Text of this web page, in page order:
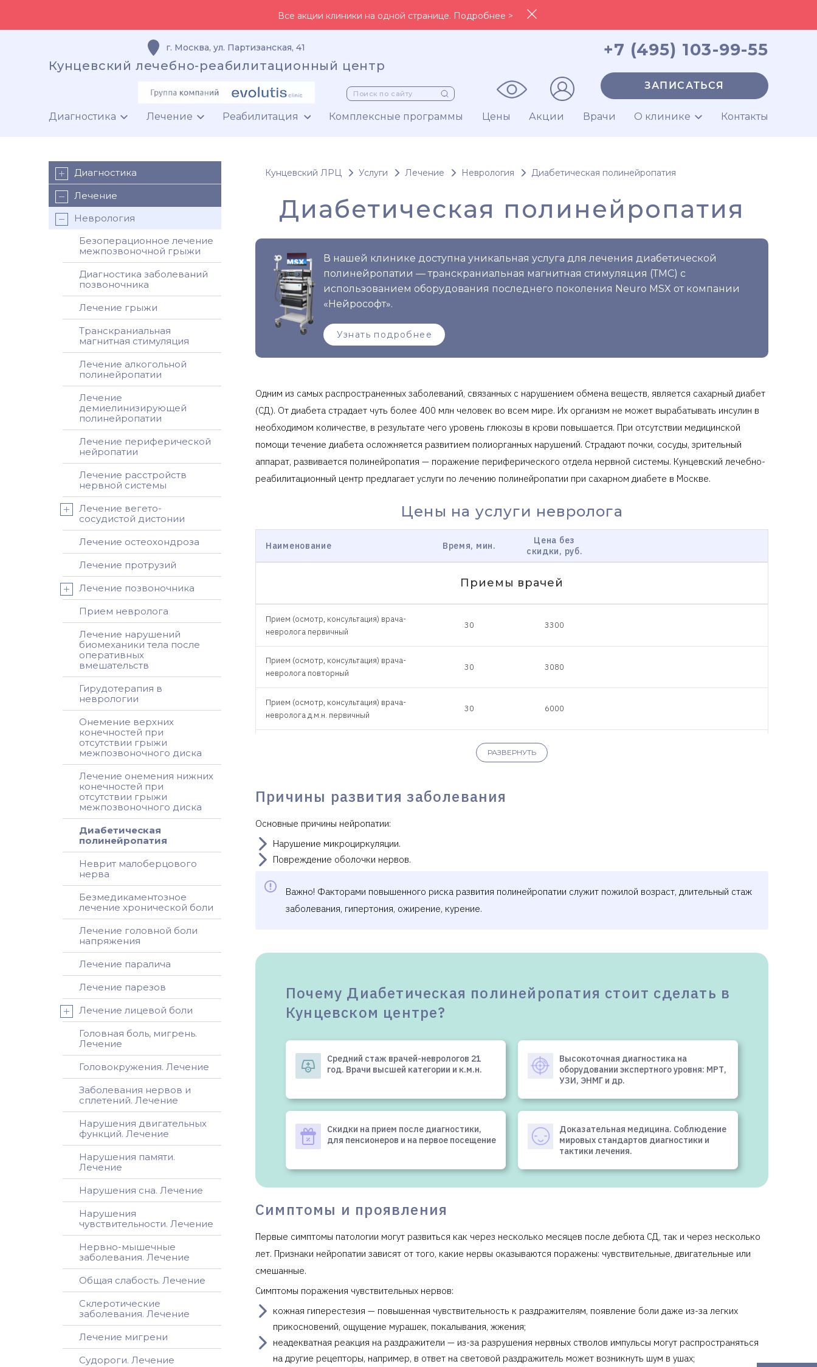
Все акции клиники на одной странице. Подробнее >
г. Москва, ул. Партизанская, 41
Кунцевский лечебно-реабилитационный центр
+7 (495) 103-99-55
ЗАПИСАТЬСЯ
Диагностика Лечение Реабилитация Комплексные программы Цены Акции Врачи О клинике Контакты
Диагностика
Лечение
Неврология
Безоперационное лечение
межпозвоночной грыжи
Диагностика заболеваний
позвоночника
Лечение грыжи
Транскраниальная
магнитная стимуляция
Лечение алкогольной
полинейропатии
Лечение
демиелинизирующей
полинейропатии
Лечение периферической
нейропатии
Лечение расстройств
нервной системы
Лечение вегето-
сосудистой дистонии
Лечение остеохондроза
Лечение протрузий
Лечение позвоночника
Прием невролога
Лечение нарушений
биомеханики тела после
оперативных
вмешательств
Гирудотерапия в
неврологии
Онемение верхних
конечностей при
отсутствии грыжи
межпозвоночного диска
Лечение онемения нижних
конечностей при
отсутствии грыжи
межпозвоночного диска
Диабетическая
полинейропатия
Неврит малоберцового
нерва
Безмедикаментозное
лечение хронической боли
Лечение головной боли
напряжения
Лечение паралича
Лечение парезов
Лечение лицевой боли
Головная боль, мигрень.
Лечение
Головокружения. Лечение
Заболевания нервов и
сплетений. Лечение
Нарушения двигательных
функций. Лечение
Нарушения памяти.
Лечение
Нарушения сна. Лечение
Нарушения
чувствительности. Лечение
Нервно-мышечные
заболевания. Лечение
Общая слабость. Лечение
Склеротические
заболевания. Лечение
Лечение мигрени
Судороги. Лечение
Кунцевский ЛРЦ Услуги Лечение Неврология Диабетическая полинейропатия
Диабетическая полинейропатия
В нашей клинике доступна уникальная услуга для лечения диабетической
полинейропатии — транскраниальная магнитная стимуляция (ТМС) с
использованием оборудования последнего поколения Neuro MSX от компании
«Нейрософт».
Узнать подробнее
Одним из самых распространенных заболеваний, связанных с нарушением обмена веществ, является сахарный диабет
(СД). От диабета страдает чуть более 400 млн человек во всем мире. Их организм не может вырабатывать инсулин в
необходимом количестве, в результате чего уровень глюкозы в крови повышается. При отсутствии медицинской
помощи течение диабета осложняется развитием полиорганных нарушений. Страдают почки, сосуды, зрительный
аппарат, развивается полинейропатия — поражение периферического отдела нервной системы. Кунцевский лечебно-
реабилитационный центр предлагает услуги по лечению полинейропатии при сахарном диабете в Москве.
Цены на услуги невролога
Наименование Время, мин.
Цена без
скидки, руб.
Приемы врачей
Прием (осмотр, консультация) врача-
невролога первичный
30 3300
Прием (осмотр, консультация) врача-
невролога повторный
30 3080
Прием (осмотр, консультация) врача-
невролога д.м.н. первичный
30 6000
5000
невролога к.м.н. первичный
30
Прием (осмотр, консультация) врача-
невролога к.м.н. повторный
невролога к.м.н. первичный 60 мин.
Прием (осмотр, консультация) врача-
Клиника предоставляет справку дляналогового вычета.
РАЗВЕРНУТЬ
Причины развития заболевания
Основные причины нейропатии:
Нарушение микроциркуляции.
Повреждение оболочки нервов.
Важно! Факторами повышенного риска развития полинейропатии служит пожилой возраст, длительный стаж
заболевания, гипертония, ожирение, курение.
Почему Диабетическая полинейропатия стоит сделать в
Кунцевском центре?
Средний стаж врачей-неврологов 21
год. Врачи высшей категории и к.м.н.
Высокоточная диагностика на
оборудовании экспертного уровня: МРТ,
УЗИ, ЭНМГ и др.
Скидки на прием после диагностики,
для пенсионеров и на первое посещение
Доказательная медицина. Соблюдение
мировых стандартов диагностики и
тактики лечения.
Симптомы и проявления
Первые симптомы патологии могут развиться как через несколько месяцев после дебюта СД, так и через несколько
лет. Признаки нейропатии зависят от того, какие нервы оказываются поражены: чувствительные, двигательные или
смешанные.
Симптомы поражения чувствительных нервов:
кожная гиперестезия — повышенная чувствительность к раздражителям, появление боли даже из-за легких
прикосновений, ощущение мурашек, покалывания, жжения;
неадекватная реакция на раздражители — из-за разрушения нервных стволов импульсы могут распространяться
на другие рецепторы, например, в ответ на световой раздражитель может возникнуть шум в ушах;